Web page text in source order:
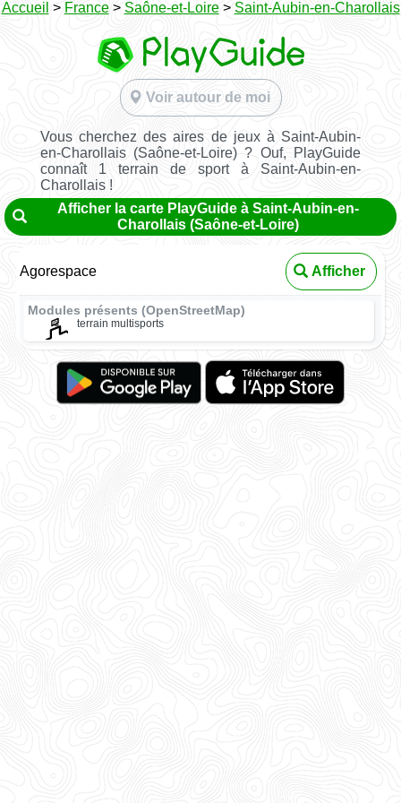
Accueil > France> Saône-et-Loire> Saint-Aubin-en-Charollais
Voir autour de moi
Vous cherchez des aires de jeux à Saint-Aubin-
en-Charollais (Saône-et-Loire) ? Ouf, PlayGuide
connaît 1 terrain de sport à Saint-Aubin-en-
Charollais !
Afficher la carte PlayGuide à Saint-Aubin-en-
Charollais (Saône-et-Loire)
Agorespace Afficher
Modules présents (OpenStreetMap)
terrain multisports